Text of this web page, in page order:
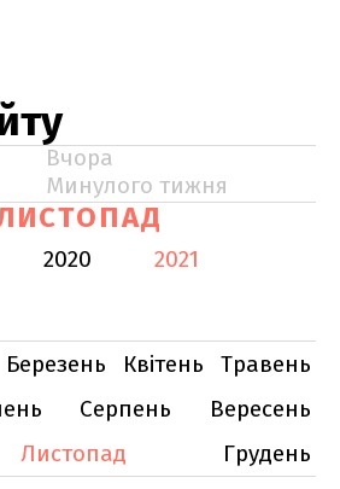
Вчора
Минулого тижня
2020
2021
Березень Квітень
Травень
Серпень
Вересень
Листопад
Грудень